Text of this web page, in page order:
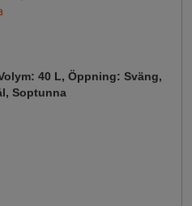
40 L, Öppning: Sväng,
Soptunna